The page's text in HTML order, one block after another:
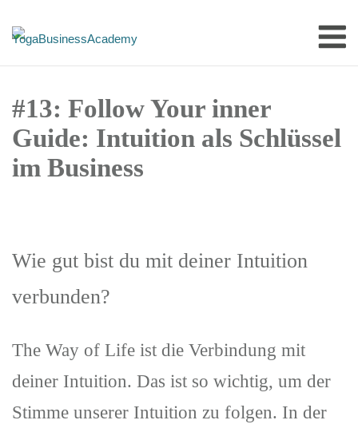
content
#13: Follow Your inner
Guide: Intuition als Schlüssel
im Business
Wie gut bist du mit deiner Intuition
verbunden?
The Way of Life ist die Verbindung mit
deiner Intuition. Das ist so wichtig, um der
Stimme unserer Intuition zu folgen. In der